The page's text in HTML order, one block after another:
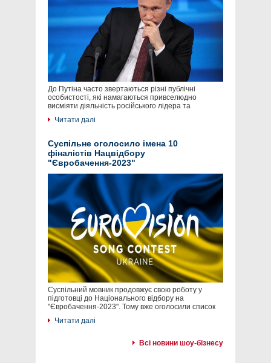
До Путіна часто звертаються різні публічні
особистості, які намагаються привселюдно
висміяти діяльність російського лідера та
Читати далі
Суспільне оголосило імена 10
фіналістів Нацвідбору
"Євробачення-2023"
Суспільний мовник продовжує свою роботу у
підготовці до Національного відбору на
"Євробачення-2023". Тому вже оголосили список
Читати далі
Всі новини шоу-бізнесу